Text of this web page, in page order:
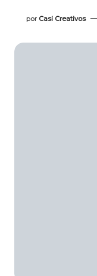
por Casi Creativos